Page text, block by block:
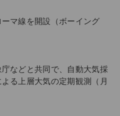
マ線を開設（ボーイング
などと共同で、自動大気採
る上層大気の定期観測（月